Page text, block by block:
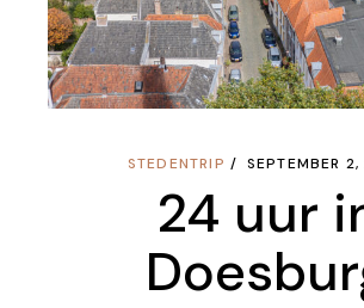
STEDENTRIP SEPTEMBER
24 uur